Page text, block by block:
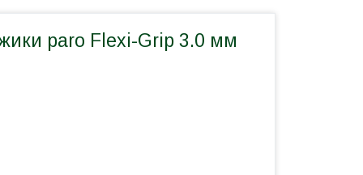
paro Flexi-Grip 3.0 мм